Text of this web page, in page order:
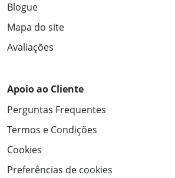
Blogue
Mapa do site
Avaliações
Apoio ao Cliente
Perguntas Frequentes
Termos e Condições
Cookies
Preferências de cookies